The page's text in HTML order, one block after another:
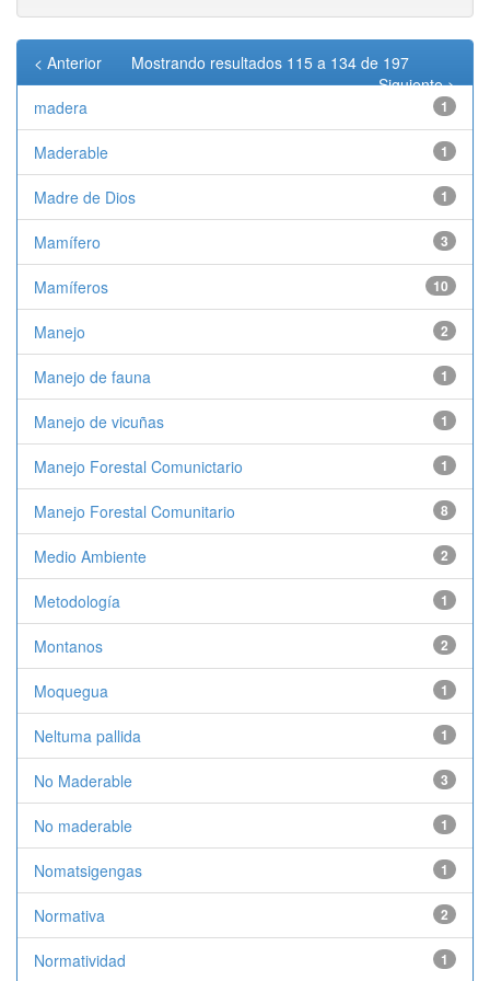
Mostrando resultados 115 a 134 de 197
< Anterior
Siguiente >
madera
1
Maderable 1
Madre de Dios 1
Mamífero 3
Mamíferos 10
Manejo 2
Manejo de fauna 1
Manejo de vicuñas 1
Manejo Forestal Comunictario 1
Manejo Forestal Comunitario 8
Medio Ambiente 2
Metodología 1
Montanos 2
Moquegua 1
Neltuma pallida 1
No Maderable 3
No maderable 1
Nomatsigengas 1
Normativa 2
Normatividad 1